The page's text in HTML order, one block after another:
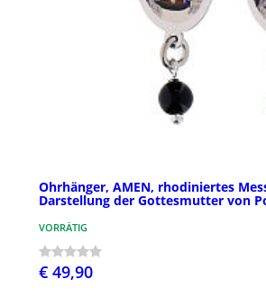
Ohrhänger, AMEN, rhodiniertes
Darstellung der Gottesmutter von
VORRÄTIG
€ 49,90